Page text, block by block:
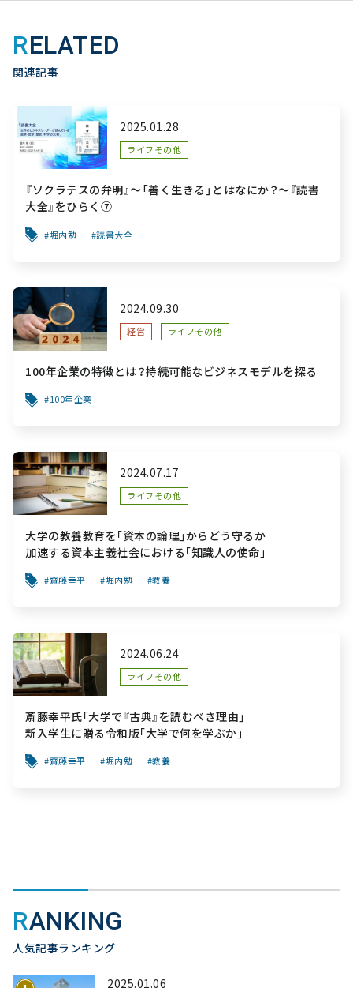
RELATED
関連記事
2025.01.28
ライフその他
『ソクラテスの弁明』～「善く生きる」とはなにか？～『読書
大全』をひらく⑦
堀内勉 読書大全
2024.09.30
経営 ライフその他
100年企業の特徴とは？持続可能なビジネスモデルを探る
100年企業
2024.07.17
ライフその他
大学の教養教育を｢資本の論理｣からどう守るか
加速する資本主義社会における｢知識人の使命｣
齋藤幸平 堀内勉 教養
2024.06.24
ライフその他
斎藤幸平氏｢大学で『古典』を読むべき理由｣
新入学生に贈る令和版｢大学で何を学ぶか｣
齋藤幸平 堀内勉 教養
RANKING
人気記事ランキング
2025.01.06